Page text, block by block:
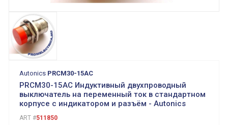
Autonics PRCM30-15AC
PRCM30-15AC Индуктивный двухпроводный
выключатель на переменный ток в стандартном
корпусе с индикатором и разъём - Autonics
ART #511850